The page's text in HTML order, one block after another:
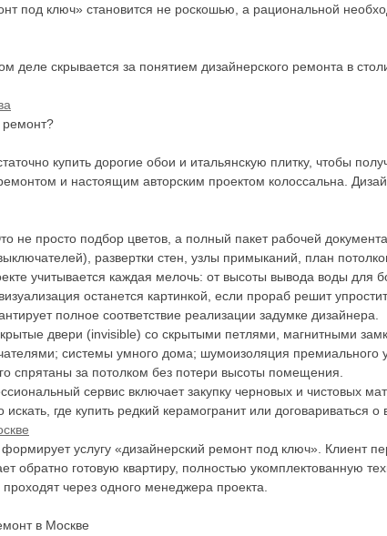
под ключ» становится не роскошью, а рациональной
деле скрывается за понятием дизайнерского ремонта в
ремонт?
купить дорогие обои и итальянскую плитку, чтобы
и настоящим авторским проектом колоссальна.
не просто подбор цветов, а полный пакет рабочей
развертки стен, узлы примыканий, план
учитывается каждая мелочь: от высоты вывода воды для
останется картинкой, если прораб решит
полное соответствие реализации задумке дизайнера.
двери (invisible) со скрытыми петлями, магнитными
системы умного дома; шумоизоляция премиального
спрятаны за потолком без потери высоты помещения.
сервис включает закупку черновых и чистовых
где купить редкий керамогранит или договариваться о
услугу «дизайнерский ремонт под ключ». Клиент
обратно готовую квартиру, полностью укомплектованную
через одного менеджера проекта.
в Москве